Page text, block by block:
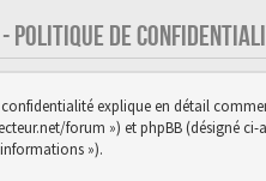
POLITIQUE DE
explique en détail
forum ») et phpBB (désigné
»).